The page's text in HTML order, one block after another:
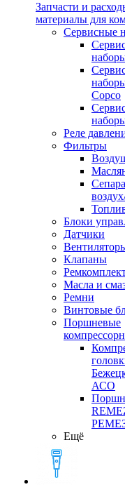
Запчасти и
материалы для
Cервисные
Copco
Реле
Фильтры
Блоки
Датчики
Клапаны
Масла и
Ремни
Винтовые
Поршневые
АСО
Ещё